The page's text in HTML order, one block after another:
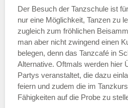
Der Besuch der Tanzschule ist
nur eine Möglichkeit, Tanzen zu
zugleich zum fröhlichen
man aber nicht zwingend einen
belegen, denn das Tanzcafé in
Alternative. Oftmals werden hier
Partys veranstaltet, die dazu
feiern und zudem die im
Fähigkeiten auf die Probe zu